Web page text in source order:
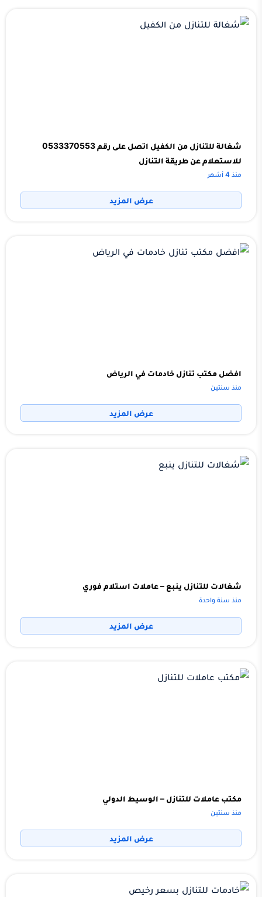
شغالة للتنازل من الكفيل اتصل على رقم 0533370553
للاستعلام عن طريقة التنازل
منذ 4 أشهر
عرض المزيد
افضل مكتب تنازل خادمات في الرياض
منذ سنتين
عرض المزيد
شغالات للتنازل ينبع – عاملات استلام فوري
منذ سنة واحدة
عرض المزيد
مكتب عاملات للتنازل – الوسيط الدولي
منذ سنتين
عرض المزيد